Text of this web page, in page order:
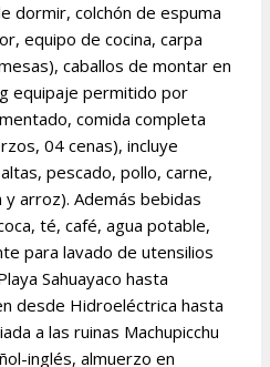
dormir, colchón de espuma
equipo de cocina, carpa
caballos de montar en
equipaje permitido por
comida completa
04 cenas), incluye
pescado, pollo, carne,
arroz). Además bebidas
té, café, agua potable,
para lavado de utensilios
Sahuayaco hasta
desde Hidroeléctrica hasta
a las ruinas Machupicchu
inglés, almuerzo en